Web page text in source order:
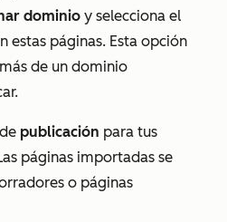
dominio y selecciona el
estas páginas. Esta opción
de un dominio
publicación para tus
páginas importadas se
o páginas